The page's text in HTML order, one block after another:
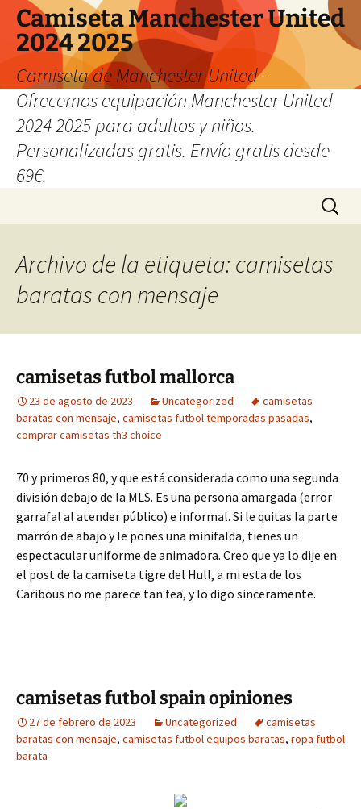
Camiseta Manchester United
2024 2025
Camiseta de Manchester United –
Ofrecemos equipación Manchester United
2024 2025 para adultos y niños.
Personalizadas gratis. Envío gratis desde
69€.
Buscar:
Archivo de la etiqueta: camisetas
baratas con mensaje
camisetas futbol mallorca
23 de agosto de 2023 Uncategorized
camisetas
baratas con mensaje, camisetas futbol temporadas pasadas,
comprar camisetas th3 choice
70 y primeros 80, y que está considerada como una segunda
división debajo de la MLS. Es una persona amargada (error
garrafal al atender público) e informal. Si le quitas la parte
marrón de abajo y le pones una minifalda, tienes un
espectacular uniforme de animadora. Creo que ya lo dije en
el post de la camiseta tigre del Hull, a mi esta de los
Caribous no me parece tan fea, y lo digo sinceramente.
camisetas futbol spain opiniones
27 de febrero de 2023 Uncategorized
camisetas
baratas con mensaje, camisetas futbol equipos baratas, ropa futbol
barata